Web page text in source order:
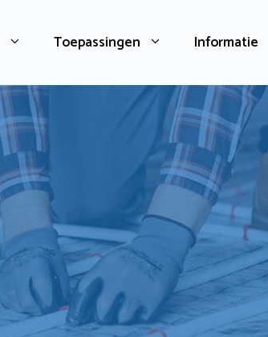
Toepassingen Informatie